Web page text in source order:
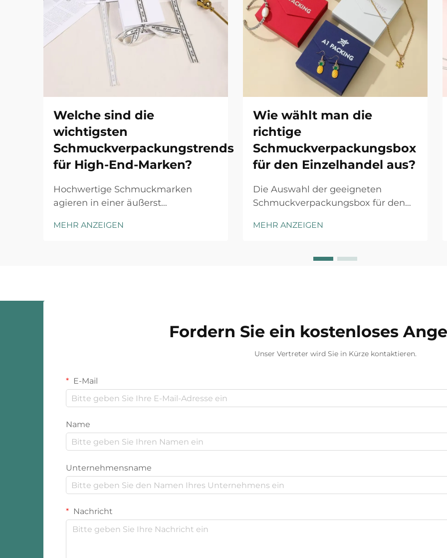
Welche sind die
wichtigsten
Schmuckverpackungstrends
für High-End-Marken?
Hochwertige Schmuckmarken
agieren in einer äußerst
in der jeder Kundenkontaktpunkt
MEHR ANZEIGEN
Wie wählt man die
richtige
Schmuckverpackungsbox
für den Einzelhandel aus?
Die Auswahl der geeigneten
Schmuckverpackungsbox für den
Abwägung mehrerer Faktoren, die
als auch die betriebliche Effizienz
MEHR ANZEIGEN
Fordern Sie ein kostenloses
Unser Vertreter wird Sie in Kürze kontaktieren.
E-Mail
Name
Unternehmensname
Nachricht